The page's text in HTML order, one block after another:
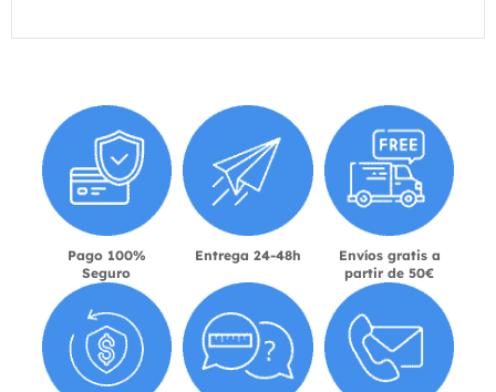
Pago 100%
Seguro
Entrega 24-48h
Envíos gratis a
partir de 50€